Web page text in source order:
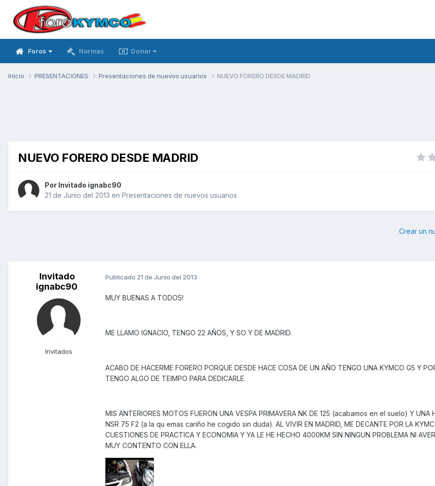
Foros Normas Donar
Inicio PRESENTACIONES Presentaciones de nuevos usuarios NUEVO FORERO DESDE MADRID
NUEVO FORERO DESDE MADRID
Por Invitado ignabc90
21 de Junio del 2013 en Presentaciones de nuevos usuarios
Crear un
Invitado
ignabc90
Invitados
Publicado 21 de Junio del 2013
MUY BUENAS A TODOS!
ME LLAMO IGNACIO, TENGO 22 AÑOS, Y SO Y DE MADRID.
ACABO DE HACERME FORERO PORQUE DESDE HACE COSA DE UN AÑO TENGO UNA KYMCO G5 Y
TENGO ALGO DE TEIMPO PARA DEDICARLE.
MIS ANTERIORES MOTOS FUERON UNA VESPA PRIMAVERA NK DE 125 (acabamos en el suelo) Y UNA
NSR 75 F2 (a la qu emas cariño he cogido sin duda). AL VIVIR EN MADRID, ME DECANTE POR LA
CUESTIONES DE PRACTICA Y ECONOMIA Y YA LE HE HECHO 4000KM SIN NINGUN PROBLEMA NI
MUY CONTENTO CON ELLA.